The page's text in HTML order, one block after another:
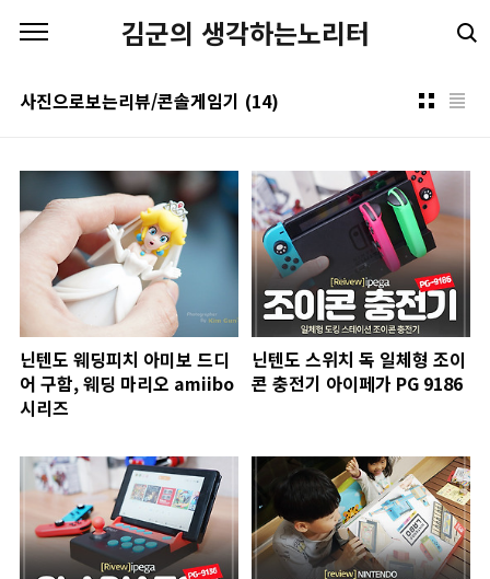
김군의 생각하는노리터
사진으로보는리뷰/콘솔게임기 (14)
닌텐도 웨딩피치 아미보 드디
어 구함, 웨딩 마리오 amiibo
시리즈
닌텐도 스위치 독 일체형 조이
콘 충전기 아이페가 PG 9186